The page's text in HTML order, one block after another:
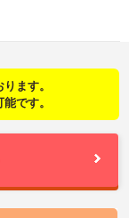
ます。
です。